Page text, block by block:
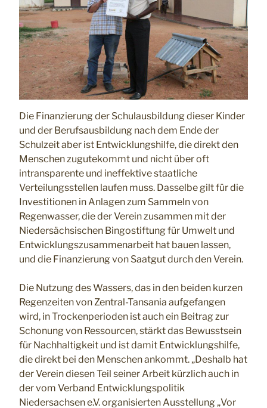
Die Finanzierung der Schulausbildung dieser Kinder
und der Berufsausbildung nach dem Ende der
Schulzeit aber ist Entwicklungshilfe, die direkt den
Menschen zugutekommt und nicht über oft
intransparente und ineffektive staatliche
Verteilungsstellen laufen muss. Dasselbe gilt für die
Investitionen in Anlagen zum Sammeln von
Regenwasser, die der Verein zusammen mit der
Niedersächsischen Bingostiftung für Umwelt und
Entwicklungszusammenarbeit hat bauen lassen,
und die Finanzierung von Saatgut durch den Verein.
Die Nutzung des Wassers, das in den beiden kurzen
Regenzeiten von Zentral-Tansania aufgefangen
wird, in Trockenperioden ist auch ein Beitrag zur
Schonung von Ressourcen, stärkt das Bewusstsein
für Nachhaltigkeit und ist damit Entwicklungshilfe,
die direkt bei den Menschen ankommt. „Deshalb hat
der Verein diesen Teil seiner Arbeit kürzlich auch in
der vom Verband Entwicklungspolitik
Niedersachsen e.V. organisierten Ausstellung „Vor